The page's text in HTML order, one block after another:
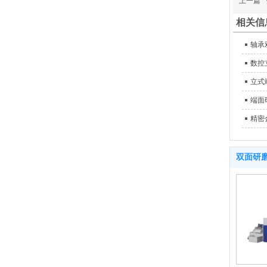
相关信
轴承
数控
立式
端面
精密
双面研